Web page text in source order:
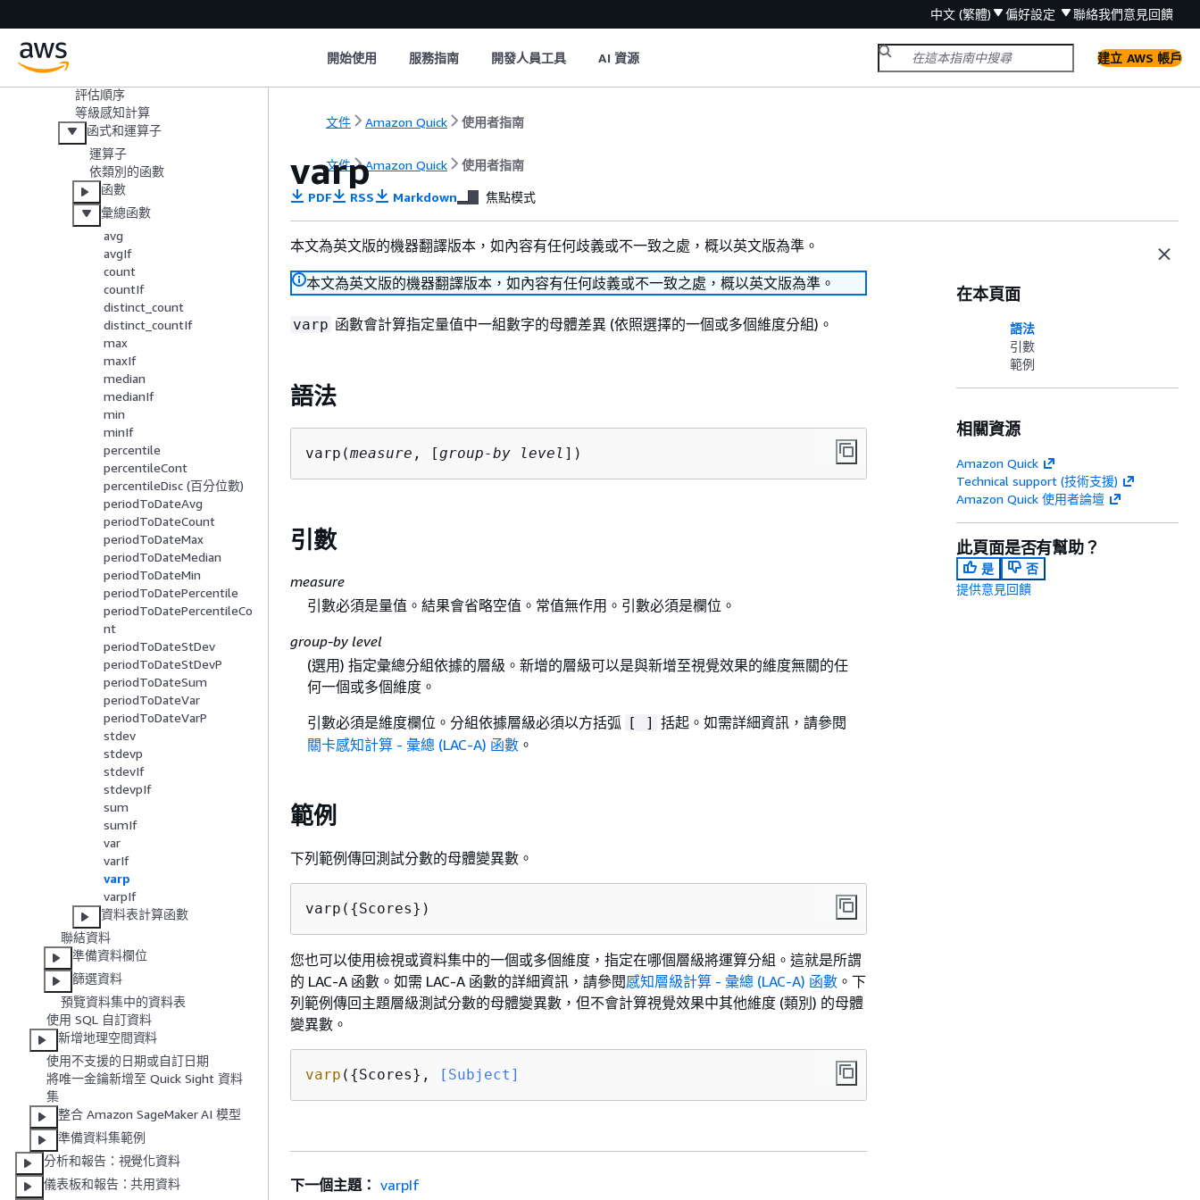
中文 (繁體) 偏好設定 聯絡我們意見回饋
開始使用 服務指南 開發人員工具 AI 資源 建立 AWS 帳戶
資料準備體驗 （舊版）
評估順序
等級感知計算
函式和運算子
運算子
依類別的函數
函數
彙總函數
avg
avgIf
count
countIf
distinct_count
distinct_countIf
max
maxIf
median
medianIf
min
minIf
percentile
percentileCont
percentileDisc (百分位數)
periodToDateAvg
periodToDateCount
periodToDateMax
periodToDateMedian
periodToDateMin
periodToDatePercentile
periodToDatePercentileCo
nt
periodToDateStDev
periodToDateStDevP
periodToDateSum
periodToDateVar
periodToDateVarP
stdev
stdevp
stdevIf
stdevpIf
sum
sumIf
var
varIf
varp
varpIf
資料表計算函數
聯結資料
準備資料欄位
篩選資料
預覽資料集中的資料表
使用 SQL 自訂資料
新增地理空間資料
使用不支援的日期或自訂日期
將唯一金鑰新增至 Quick Sight 資料
集
整合 Amazon SageMaker AI 模型
準備資料集範例
分析和報告：視覺化資料
儀表板和報告：共用資料
文件 Amazon Quick 使用者指南
文件 Amazon Quick 使用者指南
varp
PDF RSS Markdown 焦點模式
本文為英文版的機器翻譯版本，如內容有任何歧義或不一致之處，概以英文版為準。
本文為英文版的機器翻譯版本，如內容有任何歧義或不一致之處，概以英文版為準。
varp 函數會計算指定量值中一組數字的母體差異 (依照選擇的一個或多個維度分組)。
語法
varp(measure , [group-by level ])
引數
measure
引數必須是量值。結果會省略空值。常值無作用。引數必須是欄位。
group-by level
(選用) 指定彙總分組依據的層級。新增的層級可以是與新增至視覺效果的維度無關的任
何一個或多個維度。
引數必須是維度欄位。分組依據層級必須以方括弧
[ ]
括起。如需詳細資訊，請參閱
關卡感知計算 - 彙總 (LAC-A) 函數。
範例
下列範例傳回測試分數的母體變異數。
varp( {Scores})
您也可以使用檢視或資料集中的一個或多個維度，指定在哪個層級將運算分組。這就是所謂
的 LAC-A 函數。如需 LAC-A 函數的詳細資訊，請參閱感知層級計算 - 彙總 (LAC-A) 函數 。下
列範例傳回主題層級測試分數的母體變異數，但不會計算視覺效果中其他維度 (類別) 的母體
變異數。
varp ( {Scores}, [Subject]
在本頁面
語法
引數
範例
相關資源
Amazon Quick
Technical support (技術支援)
Amazon Quick 使用者論壇
此頁面是否有幫助？
是
否
提供意見回饋
下一個主題： varpIf